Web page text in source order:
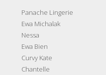
Panache Lingerie
Ewa Michalak
Nessa
Ewa Bien
Curvy Kate
Chantelle